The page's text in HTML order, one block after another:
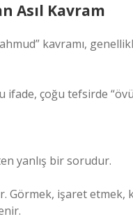
Asıl Kavram
kavramı,
ifade, çoğu tefsirde
yanlış bir sorudur.
Görmek, işaret